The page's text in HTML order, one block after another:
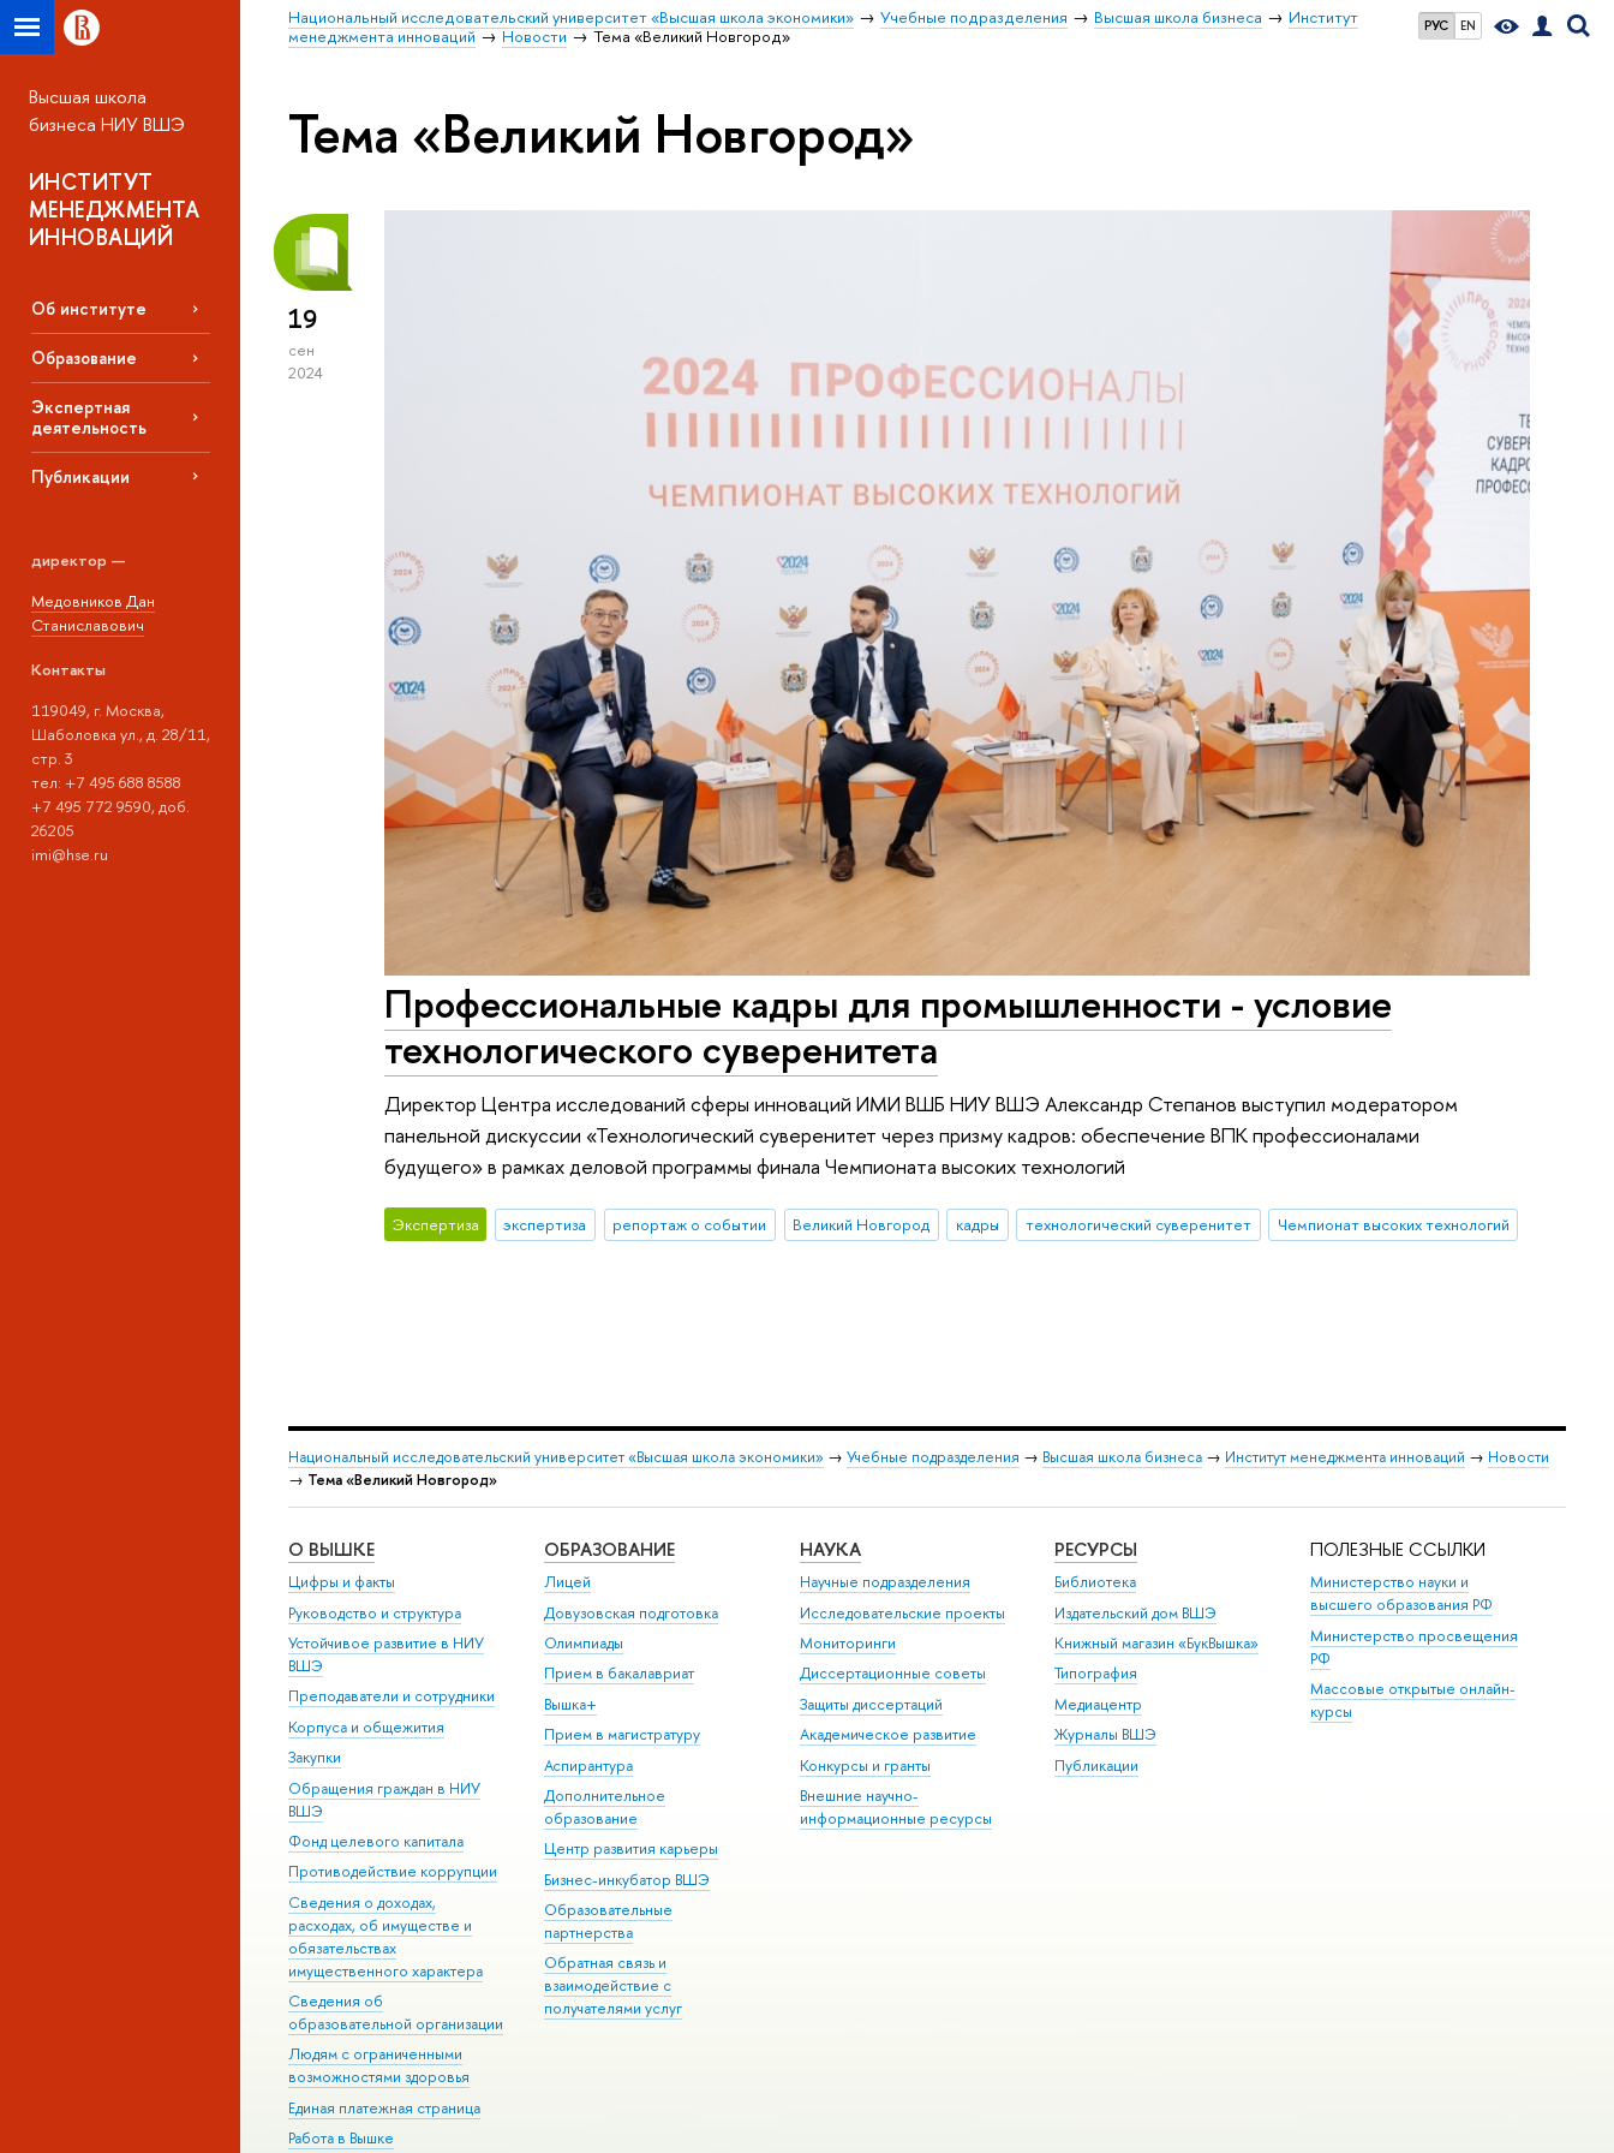
РУС EN
Национальный исследовательский университет «Высшая школа экономики» Учебные подразделения Высшая школа бизнеса
Институт
менеджмента инноваций
Новости Тема «Великий Новгород»
Высшая школа
бизнеса НИУ ВШЭ
ИНСТИТУТ
МЕНЕДЖМЕНТА
ИННОВАЦИЙ
Об институте
Образование
Экспертная
деятельность
Публикации
директор —
Медовников Дан
Станиславович
Контакты
119049, г. Москва,
Шаболовка ул., д. 28/11,
стр. 3
тел: +7 495 688 8588
+7 495 772 9590, доб.
26205
imi@hse.ru
Тема «Великий Новгород»
19
сен
2024
Профессиональные кадры для промышленности - условие
технологического суверенитета
Директор Центра исследований сферы инноваций ИМИ ВШБ НИУ ВШЭ Александр Степанов выступил модератором
панельной дискуссии «Технологический суверенитет через призму кадров: обеспечение ВПК профессионалами
будущего» в рамках деловой программы финала Чемпионата высоких технологий
Экспертиза экспертиза репортаж о событии Великий Новгород кадры технологический суверенитет Чемпионат высоких технологий
Национальный исследовательский университет «Высшая школа экономики» → Учебные подразделения → Высшая школа бизнеса → Институт менеджмента инноваций → Новости
→ Тема «Великий Новгород»
О ВЫШКЕ
Цифры и факты
Руководство и структура
Устойчивое развитие в НИУ
ВШЭ
Преподаватели и сотрудники
Корпуса и общежития
Закупки
Обращения граждан в НИУ
ВШЭ
Фонд целевого капитала
Противодействие коррупции
Сведения о доходах,
расходах, об имуществе и
обязательствах
имущественного характера
Сведения об
образовательной организации
Людям с ограниченными
возможностями здоровья
Единая платежная страница
Работа в Вышке
ОБРАЗОВАНИЕ
Лицей
Довузовская подготовка
Олимпиады
Прием в бакалавриат
Вышка+
Прием в магистратуру
Аспирантура
Дополнительное
образование
Центр развития карьеры
Бизнес-инкубатор ВШЭ
Образовательные
партнерства
Обратная связь и
взаимодействие с
получателями услуг
НАУКА
Научные подразделения
Исследовательские проекты
Мониторинги
Диссертационные советы
Защиты диссертаций
Академическое развитие
Конкурсы и гранты
Внешние научно-
информационные ресурсы
РЕСУРСЫ
Библиотека
Издательский дом ВШЭ
Книжный магазин «БукВышка»
Типография
Медиацентр
Журналы ВШЭ
Публикации
ПОЛЕЗНЫЕ ССЫЛКИ
Министерство науки и
высшего образования РФ
Министерство просвещения
РФ
Массовые открытые онлайн-
курсы